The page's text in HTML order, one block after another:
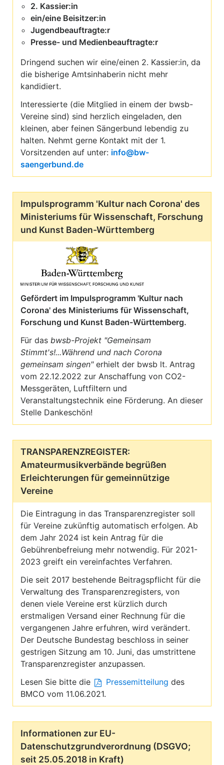
2. Kassier:in
ein/eine Beisitzer:in
Jugendbeauftragte:r
Presse- und Medienbeauftragte:r
Dringend suchen wir eine/einen 2. Kassier:in, da
die bisherige Amtsinhaberin nicht mehr
kandidiert.
Interessierte (die Mitglied in einem der bwsb-
Vereine sind) sind herzlich eingeladen, den
kleinen, aber feinen Sängerbund lebendig zu
halten. Nehmt gerne Kontakt mit der 1.
Vorsitzenden auf unter: info@bw-
saengerbund.de
Impulsprogramm 'Kultur nach Corona' des
Ministeriums für Wissenschaft, Forschung
und Kunst Baden-Württemberg
Gefördert im Impulsprogramm 'Kultur nach
Corona' des Ministeriums für Wissenschaft,
Forschung und Kunst Baden-Württemberg.
Für das bwsb-Projekt "Gemeinsam
Stimmt's!...Während und nach Corona
gemeinsam singen"erhielt der bwsb lt. Antrag
vom 22.12.2022 zur Anschaffung von CO2-
Messgeräten, Luftfiltern und
Veranstaltungstechnik eine Förderung. An dieser
Stelle Dankeschön!
TRANSPARENZREGISTER:
Amateurmusikverbände begrüßen
Erleichterungen für gemeinnützige
Vereine
Die Eintragung in das Transparenzregister soll
für Vereine zukünftig automatisch erfolgen. Ab
dem Jahr 2024 ist kein Antrag für die
Gebührenbefreiung mehr notwendig. Für 2021-
2023 greift ein vereinfachtes Verfahren.
Die seit 2017 bestehende Beitragspflicht für die
Verwaltung des Transparenzregisters, von
denen viele Vereine erst kürzlich durch
erstmaligen Versand einer Rechnung für die
vergangenen Jahre erfuhren, wird verändert.
Der Deutsche Bundestag beschloss in seiner
gestrigen Sitzung am 10. Juni, das umstrittene
Transparenzregister anzupassen.
Lesen Sie bitte die
Pressemitteilung des
BMCO vom 11.06.2021.
Informationen zur EU-
Datenschutzgrundverordnung (DSGVO;
seit 25.05.2018 in Kraft)